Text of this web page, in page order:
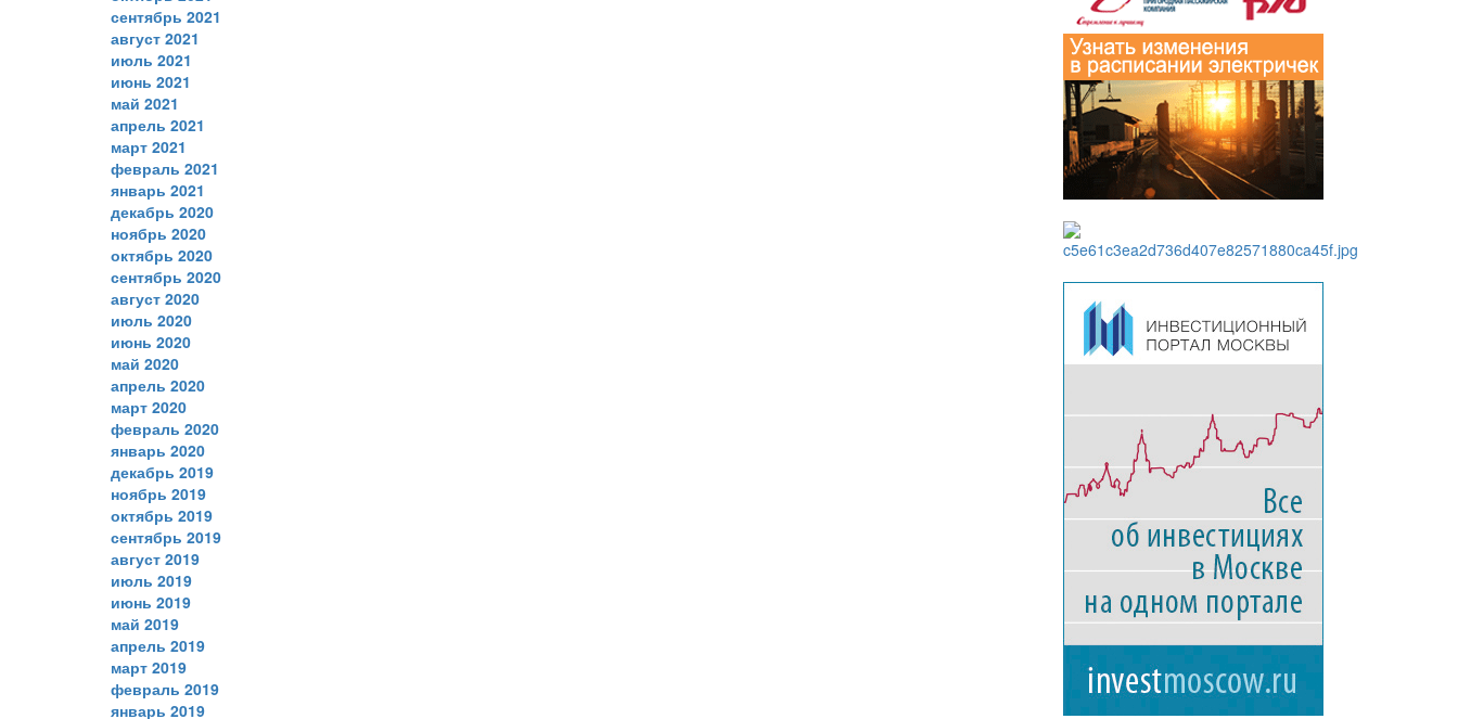
сентябрь 2021
август 2021
июль 2021
июнь 2021
май 2021
апрель 2021
март 2021
февраль 2021
январь 2021
декабрь 2020
ноябрь 2020
октябрь 2020
сентябрь 2020
август 2020
июль 2020
июнь 2020
май 2020
апрель 2020
март 2020
февраль 2020
январь 2020
декабрь 2019
ноябрь 2019
октябрь 2019
сентябрь 2019
август 2019
июль 2019
июнь 2019
май 2019
апрель 2019
март 2019
февраль 2019
январь 2019